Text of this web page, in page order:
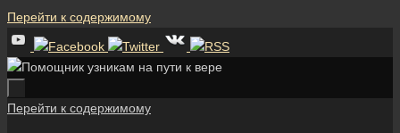
Перейти к содержимому
Перейти к содержимому